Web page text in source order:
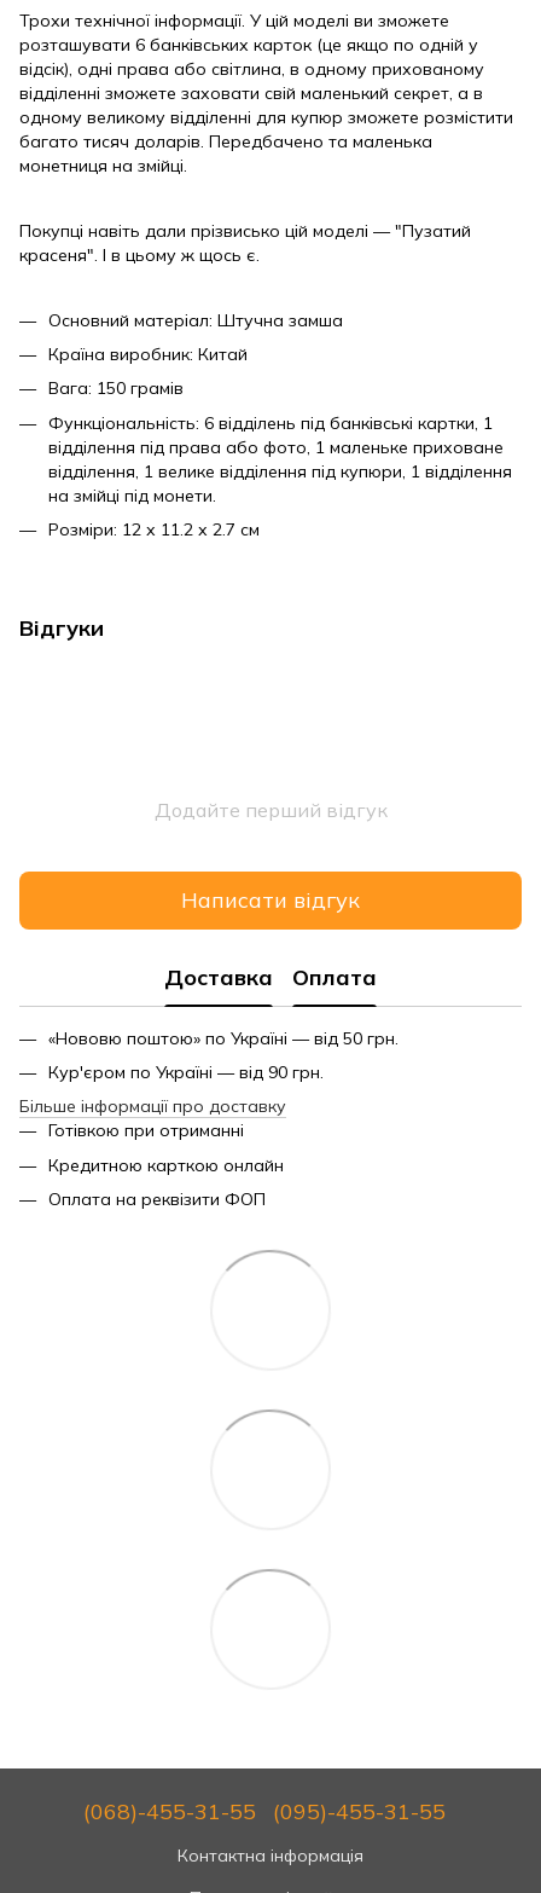
Трохи технічної інформації. У цій моделі ви зможете
розташувати 6 банківських карток (це якщо по одній у
відсік), одні права або світлина, в одному прихованому
відділенні зможете заховати свій маленький секрет, а в
одному великому відділенні для купюр зможете розмістити
багато тисяч доларів. Передбачено та маленька
монетниця на змійці.
Покупці навіть дали прізвисько цій моделі — "Пузатий
красеня". І в цьому ж щось є.
Основний матеріал: Штучна замша
Країна виробник: Китай
Вага: 150 грамів
Функціональність: 6 відділень під банківські картки, 1
відділення під права або фото, 1 маленьке приховане
відділення, 1 велике відділення під купюри, 1 відділення
на змійці під монети.
Розміри: 12 х 11.2 х 2.7 см
Відгуки
Додайте перший відгук
Написати відгук
Доставка Оплата
«Нововю поштою» по Україні — від 50 грн.
Кур'єром по Україні — від 90 грн.
Більше інформації про доставку
Готівкою при отриманні
Кредитною карткою онлайн
Оплата на реквізити ФОП
(068)-455-31-55 (095)-455-31-55
Контактна інформація